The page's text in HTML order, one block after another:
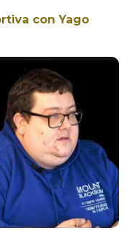
con Yago